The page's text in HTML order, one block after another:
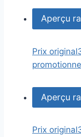
Aperçu
Prix original
Aperçu
Prix original